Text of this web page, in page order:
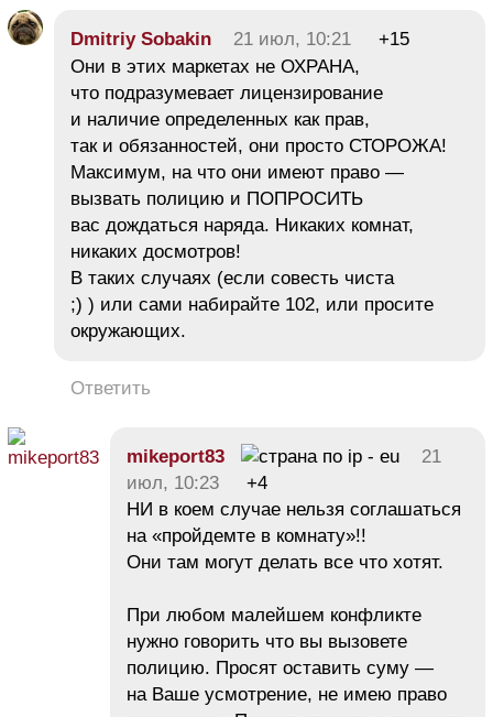
Dmitriy Sobakin 21 июл, 10:21
+15
Они в этих маркетах не ОХРАНА,
что подразумевает лицензирование
и наличие определенных как прав,
так и обязанностей, они просто СТОРОЖА!
Максимум, на что они имеют право —
вызвать полицию и ПОПРОСИТЬ
вас дождаться наряда. Никаких комнат,
никаких досмотров!
В таких случаях (если совесть чиста
;) ) или сами набирайте 102, или просите
окружающих.
Ответить
mikeport83
21
июл, 10:23
+4
НИ в коем случае нельзя соглашаться
на «пройдемте в комнату»!!
Они там могут делать все что хотят.
При любом малейшем конфликте
нужно говорить что вы вызовете
полицию. Просят оставить суму —
на Ваше усмотрение, не имею право